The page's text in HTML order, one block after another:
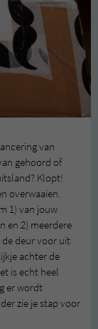
van
gehoord of
Klopt!
overwaaien.
1) van jouw
en 2) meerdere
de deur voor uit
achter de
is echt heel
er wordt
zie je stap voor